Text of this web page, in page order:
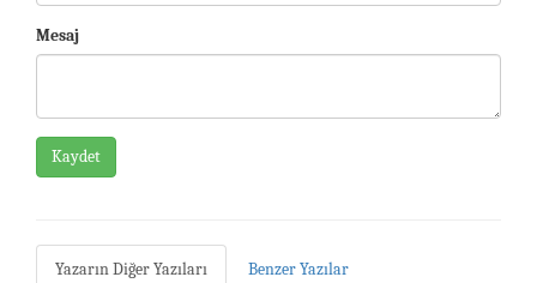
Mesaj
Kaydet
Yazarın Diğer Yazıları Benzer Yazılar